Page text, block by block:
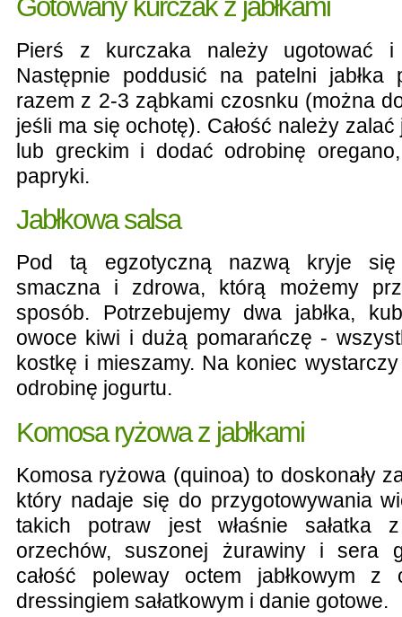
Gotowany kurczak z jabłkami
Pierś z kurczaka należy ugotować
Następnie poddusić na patelni jabłka
razem z 2-3 ząbkami czosnku (można
jeśli ma się ochotę). Całość należy
lub greckim i dodać odrobinę
papryki.
Jabłkowa salsa
Pod tą egzotyczną nazwą kryje się
smaczna i zdrowa, którą możemy
sposób. Potrzebujemy dwa jabłka,
owoce kiwi i dużą pomarańczę -
kostkę i mieszamy. Na koniec
odrobinę jogurtu.
Komosa ryżowa z jabłkami
Komosa ryżowa (quinoa) to doskonały
który nadaje się do przygotowywania
takich potraw jest właśnie sałatka
orzechów, suszonej żurawiny i sera
całość poleway octem jabłkowym z
dressingiem sałatkowym i danie gotowe.